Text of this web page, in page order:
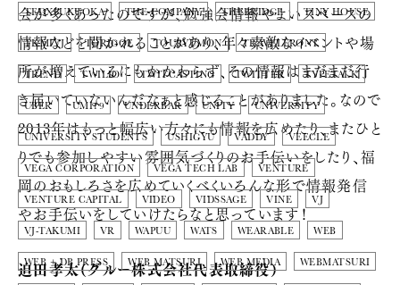
TEDXFUKUOKA THE-COMPANY THEBRIDGE TINY HOUSE
TKMIVJ TORIGOE TOURYUMON TRAVELFRONT
TREND TWILIO TWITCASTING TWITTER TYPETALK
UBER UMI19 UNDERBAR UNITY UNIVERSITY
UNIVERSITY STUDENTS USHIGYU VADDY VEECLE
VEGA CORPORATION VEGA TECH LAB VENTURE
VENTURE CAPITAL VIDEO VIDSSAGE VINE VJ
VJ-TAKUMI VR WAPUU WATS WEARABLE WEB
WEB + DB PRESS WEB MATSURI WEB MEDIA WEBMATSURI
会が多くあったのですが、勉強会情報やよいスペースの
情報などを聞かれることがあり、年々素敵なイベントや場
所が増えているにもかかわらず、その情報はまだまだ行
き届いていないんだなぁと感じることがありました。なので
2013年はもっと幅広い方々にも情報を広めたり、またひと
りでも参加しやすい雰囲気づくりのお手伝いをしたり、福
岡のおもしろさを広めていくべくいろんな形で情報発信
やお手伝いをしていけたらなと思っています！
迫田孝太（グルー株式会社代表取締役）